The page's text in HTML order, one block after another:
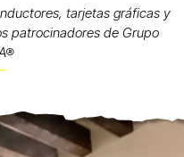
tarjetas gráficas y
patrocinadores de Grupo